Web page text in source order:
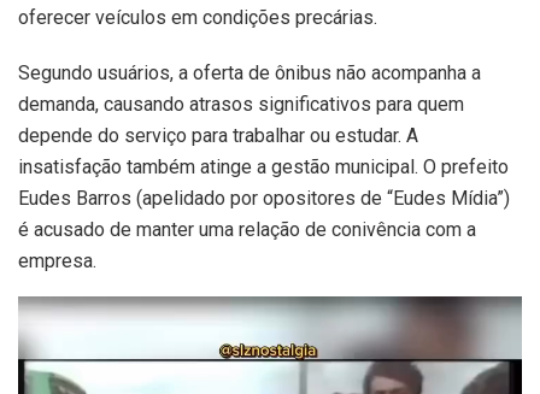
oferecer veículos em condições precárias.
Segundo usuários, a oferta de ônibus não acompanha a
demanda, causando atrasos significativos para quem
depende do serviço para trabalhar ou estudar. A
insatisfação também atinge a gestão municipal. O prefeito
Eudes Barros (apelidado por opositores de “Eudes Mídia”)
é acusado de manter uma relação de conivência com a
empresa.
Tocador
de
vídeo